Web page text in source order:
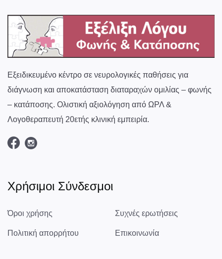
Εξειδικευμένο κέντρο σε νευρολογικές παθήσεις για
διάγνωση και αποκατάσταση διαταραχών ομιλίας – φωνής
– κατάποσης. Ολιστική αξιολόγηση από ΩΡΛ &
Λογοθεραπευτή 20ετής κλινική εμπειρία.
Χρήσιμοι Σύνδεσμοι
Όροι χρήσης
Πολιτική απορρήτου
Συχνές ερωτήσεις
Επικοινωνία